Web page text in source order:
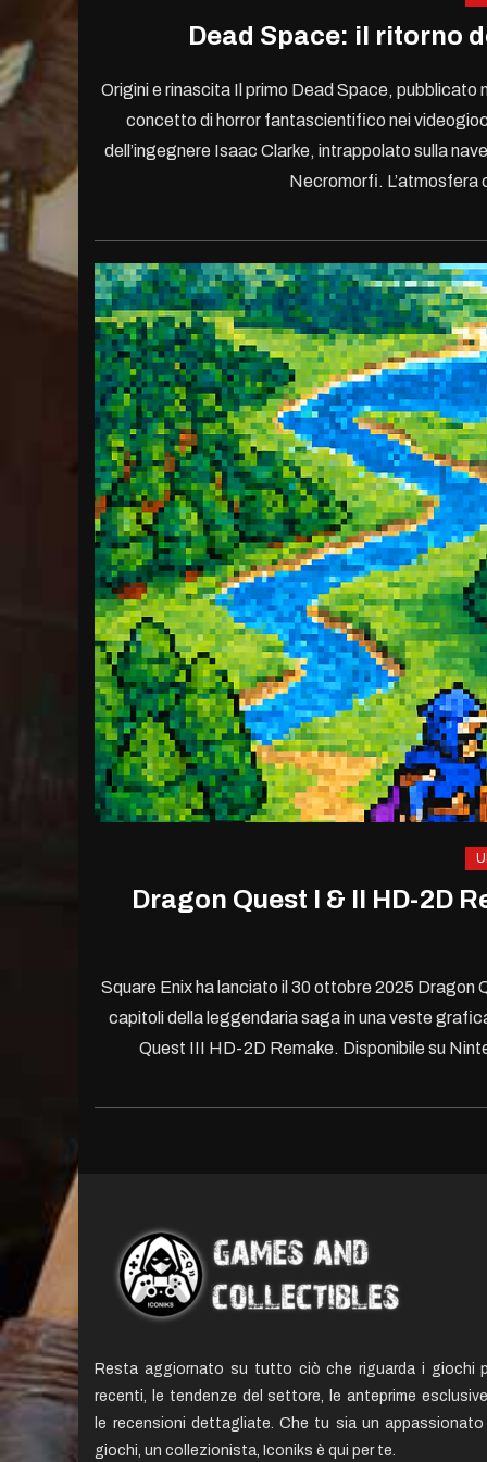
Dead Space: il ritorno
Origini e rinascita Il primo Dead Space, pubblicato
concetto di horror fantascientifico nei
dell’ingegnere Isaac Clarke, intrappolato sulla
Necromorfi.
Dragon Quest I & II HD-2D
Square Enix ha lanciato il 30 ottobre 2025 Dragon
capitoli della leggendaria saga in una veste
Quest III HD-2D Remake. Disponibile su
Resta aggiornato su tutto ciò che riguarda i giochi
recenti, le tendenze del settore, le anteprime
le recensioni dettagliate. Che tu sia un appassionato
giochi, un collezionista, Iconiks è qui per te.